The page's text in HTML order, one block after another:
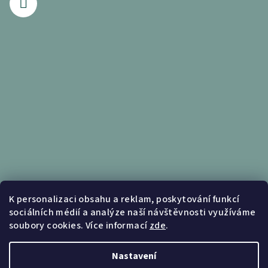
K personalizaci obsahu a reklam, poskytování funkcí
sociálních médií a analýze naší návštěvnosti využíváme
soubory cookies. Více informacízde.
Nastavení
Informace pro vás
Obchodní podmínky